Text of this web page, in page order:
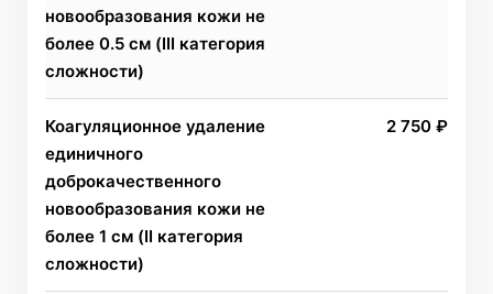
новообразования кожи не
более 0.5 см (III категория
сложности)
Коагуляционное удаление
единичного
доброкачественного
новообразования кожи не
более 1 см (II категория
сложности)
2 750 ₽